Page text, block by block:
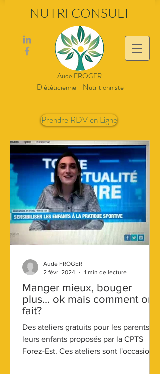
NUTRI CONSULT
Aude FROGER
Diététicienne - Nutritionniste
Prendre RDV en Ligne
Manger mieux, bouger
plus... ok mais comment on
fait?
Des ateliers gratuits pour les parents et
leurs enfants proposés par la CPTS
Forez-Est. Ces ateliers sont l'occasion
Aude FROGER
2 févr. 2024
1 min de lecture